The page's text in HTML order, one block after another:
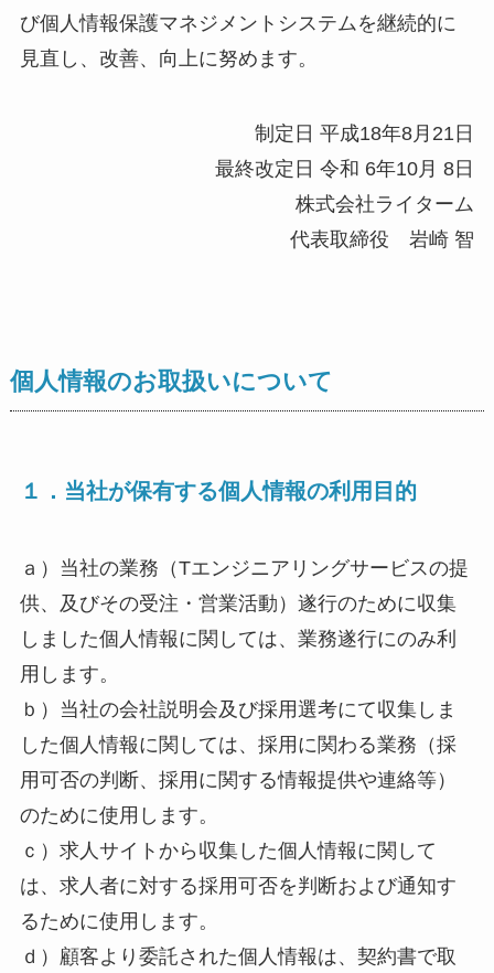
び個人情報保護マネジメントシステムを継続的に
見直し、改善、向上に努めます。
制定日 平成18年8月21日
最終改定日 令和 6年10月 8日
株式会社ライターム
代表取締役 岩崎 智
個人情報のお取扱いについて
１．当社が保有する個人情報の利用目的
ａ）当社の業務（Tエンジニアリングサービスの提
供、及びその受注・営業活動）遂行のために収集
しました個人情報に関しては、業務遂行にのみ利
用します。
ｂ）当社の会社説明会及び採用選考にて収集しま
した個人情報に関しては、採用に関わる業務（採
用可否の判断、採用に関する情報提供や連絡等）
のために使用します。
ｃ）求人サイトから収集した個人情報に関して
は、求人者に対する採用可否を判断および通知す
るために使用します。
ｄ）顧客より委託された個人情報は、契約書で取